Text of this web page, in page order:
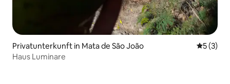
Privatunterkunft in Mata de São João
5 (3)
Haus Luminare